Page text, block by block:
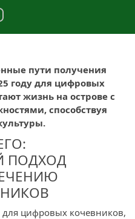
пути получения
году для цифровых
жизнь на острове с
способствуя
ПОДХОД
для цифровых кочевников,